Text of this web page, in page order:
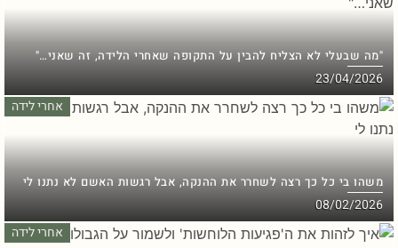
"מה שבעלי לא הצליח להבין על התקופה שאחרי הלידה, זה שאני…"
23/04/2026
אחרי לידה
משהו בי כל כך רצה לשחרר את ההנקה, אבל רגשות האשם לא נתנו לי
08/02/2026
אחרי לידה